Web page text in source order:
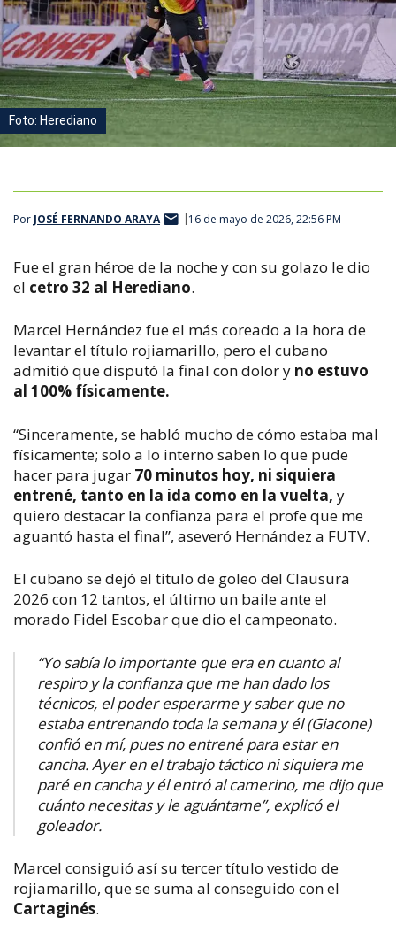
Foto: Herediano
Por JOSÉ FERNANDO ARAYA 16 de mayo de 2026, 22:56 PM
Fue el gran héroe de la noche y con su golazo le dio
el cetro 32 al Herediano.
Marcel Hernández fue el más coreado a la hora de
levantar el título rojiamarillo, pero el cubano
admitió que disputó la final con dolor y no estuvo
al 100% físicamente.
“Sinceramente, se habló mucho de cómo estaba mal
físicamente; solo a lo interno saben lo que pude
hacer para jugar 70 minutos hoy, ni siquiera
entrené, tanto en la ida como en la vuelta, y
quiero destacar la confianza para el profe que me
aguantó hasta el final”, aseveró Hernández a FUTV.
El cubano se dejó el título de goleo del Clausura
2026 con 12 tantos, el último un baile ante el
morado Fidel Escobar que dio el campeonato.
“Yo sabía lo importante que era en cuanto al
respiro y la confianza que me han dado los
técnicos, el poder esperarme y saber que no
estaba entrenando toda la semana y él (Giacone)
confió en mí, pues no entrené para estar en
cancha. Ayer en el trabajo táctico ni siquiera me
paré en cancha y él entró al camerino, me dijo que
cuánto necesitas y le aguántame”, explicó el
goleador.
Marcel consiguió así su tercer título vestido de
rojiamarillo, que se suma al conseguido con el
Cartaginés.